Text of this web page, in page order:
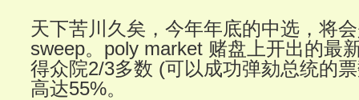
天下苦川久矣，今年年底的中选，将
sweep。poly market 赌盘上开出的最
得众院2/3多数 (可以成功弹劾总统的
高达55%。